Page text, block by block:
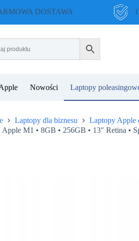
DOSTAWA
Nowości Laptopy
Laptopy dla biznesu
Laptopy Apple
M1 • 8GB • 256GB • 13″ Retina •